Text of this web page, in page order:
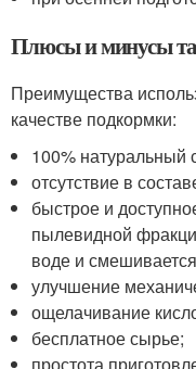
Плюсы и минусы
Преимущества
качестве подкормки:
100% натуральный
отсутствие в
быстрое и
пылевидной
воде и
улучшение
ощелачивание
бесплатное сырье;